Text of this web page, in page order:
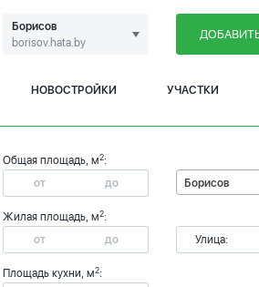
Борисов
borisov.hata.by
НОВОСТРОЙКИ УЧАСТКИ
Общая площадь, м2:
Жилая площадь, м2:
Площадь кухни, м2:
Борисов
Улица: